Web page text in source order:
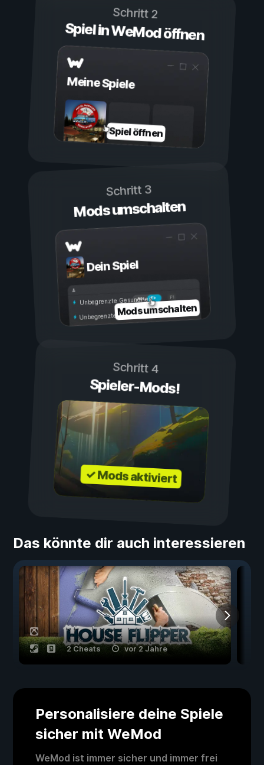
Schritt 2
Spiel in WeMod öffnen
Meine Spiele
Spiel öffnen
Schritt 3
Mods umschalten
Dein Spiel
Ein
Aus
Unbegrenzte Gesundheit
Unbegrenzte AusdauerMods umschalten
Schritt 4
Spieler-Mods!
✓ Mods aktiviert
Das könnte dir auch interessieren
2 Cheats vor 2 Jahre
Personalisiere deine Spiele
sicher mit WeMod
WeMod ist immer sicher und immer frei